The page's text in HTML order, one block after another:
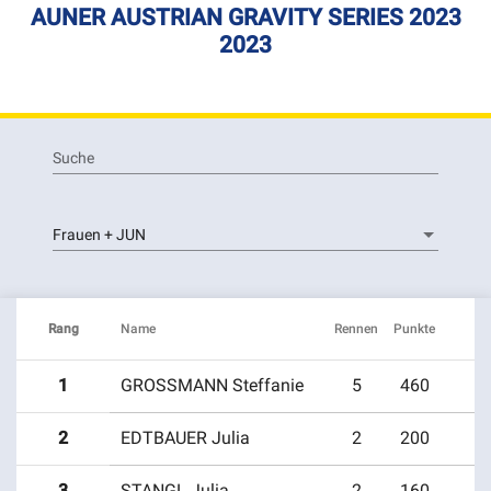
AUNER AUSTRIAN GRAVITY SERIES 2023
2023
Suche
Frauen + JUN
Rang Name Rennen Punkte
1 GROSSMANN Steffanie 5 460
Wednesday Riders
2 EDTBAUER Julia 2 200